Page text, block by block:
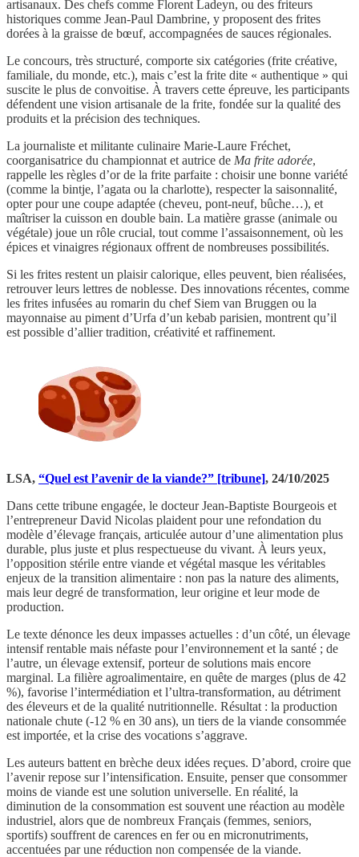
artisanaux. Des chefs comme Florent Ladeyn, ou des friteurs
historiques comme Jean-Paul Dambrine, y proposent des frites
dorées à la graisse de bœuf, accompagnées de sauces régionales.
Le concours, très structuré, comporte six catégories (frite créative,
familiale, du monde, etc.), mais c’est la frite dite « authentique » qui
suscite le plus de convoitise. À travers cette épreuve, les participants
défendent une vision artisanale de la frite, fondée sur la qualité des
produits et la précision des techniques.
La journaliste et militante culinaire Marie-Laure Fréchet,
coorganisatrice du championnat et autrice de Ma frite adorée,
rappelle les règles d’or de la frite parfaite : choisir une bonne variété
(comme la bintje, l’agata ou la charlotte), respecter la saisonnalité,
opter pour une coupe adaptée (cheveu, pont-neuf, bûche…), et
maîtriser la cuisson en double bain. La matière grasse (animale ou
végétale) joue un rôle crucial, tout comme l’assaisonnement, où les
épices et vinaigres régionaux offrent de nombreuses possibilités.
Si les frites restent un plaisir calorique, elles peuvent, bien réalisées,
retrouver leurs lettres de noblesse. Des innovations récentes, comme
les frites infusées au romarin du chef Siem van Bruggen ou la
mayonnaise au piment d’Urfa d’un kebab parisien, montrent qu’il
est possible d’allier tradition, créativité et raffinement.
LSA, “Quel est l’avenir de la viande?” [tribune], 24/10/2025
Dans cette tribune engagée, le docteur Jean-Baptiste Bourgeois et
l’entrepreneur David Nicolas plaident pour une refondation du
modèle d’élevage français, articulée autour d’une alimentation plus
durable, plus juste et plus respectueuse du vivant. À leurs yeux,
l’opposition stérile entre viande et végétal masque les véritables
enjeux de la transition alimentaire : non pas la nature des aliments,
mais leur degré de transformation, leur origine et leur mode de
production.
Le texte dénonce les deux impasses actuelles : d’un côté, un élevage
intensif rentable mais néfaste pour l’environnement et la santé ; de
l’autre, un élevage extensif, porteur de solutions mais encore
marginal. La filière agroalimentaire, en quête de marges (plus de 42
%), favorise l’intermédiation et l’ultra-transformation, au détriment
des éleveurs et de la qualité nutritionnelle. Résultat : la production
nationale chute (-12 % en 30 ans), un tiers de la viande consommée
est importée, et la crise des vocations s’aggrave.
Les auteurs battent en brèche deux idées reçues. D’abord, croire que
l’avenir repose sur l’intensification. Ensuite, penser que consommer
moins de viande est une solution universelle. En réalité, la
diminution de la consommation est souvent une réaction au modèle
industriel, alors que de nombreux Français (femmes, seniors,
sportifs) souffrent de carences en fer ou en micronutriments,
accentuées par une réduction non compensée de la viande.